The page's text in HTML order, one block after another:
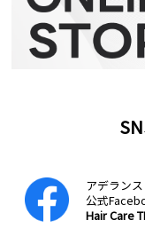
アデランス
公式
Hair Care